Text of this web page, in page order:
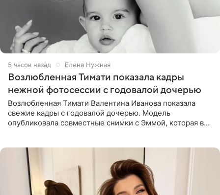
5 часов назад Елена Нужная
Возлюбленная Тимати показала кадры
нежной фотосессии с годовалой дочерью
Возлюбленная Тимати Валентина Иванова показала
свежие кадры с годовалой дочерью. Модель
опубликовала совместные снимки с Эммой, которая в